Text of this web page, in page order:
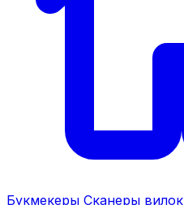
Букмекеры Сканеры вилок